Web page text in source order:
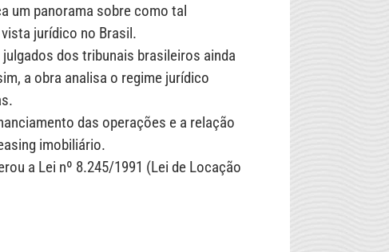
um panorama sobre como tal
jurídico no Brasil.
dos tribunais brasileiros ainda
a obra analisa o regime jurídico
das operações e a relação
imobiliário.
a Lei nº 8.245/1991 (Lei de Locação